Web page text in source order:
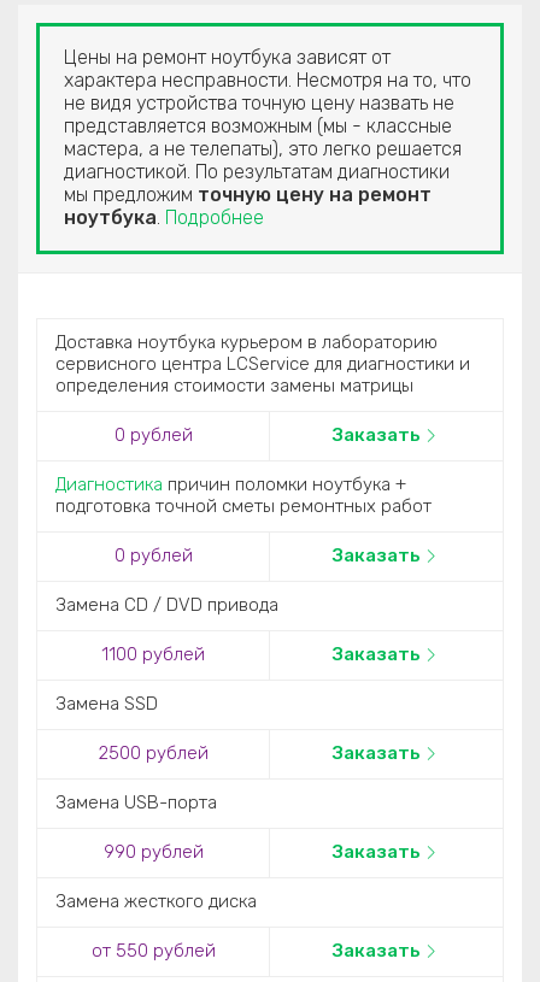
Цены на ремонт ноутбука зависят от
характера несправности. Несмотря на то, что
не видя устройства точную цену назвать не
представляется возможным (мы - классные
мастера, а не телепаты), это легко решается
диагностикой. По результатам диагностики
мы предложим точную цену на ремонт
ноутбука. Подробнее
Доставка ноутбука курьером в лабораторию
сервисного центра LCService для диагностики и
определения стоимости замены матрицы
0 рублей Заказать
Диагностика причин поломки ноутбука +
подготовка точной сметы ремонтных работ
0 рублей Заказать
Замена CD / DVD привода
1100 рублей Заказать
Замена SSD
2500 рублей Заказать
Замена USB-порта
990 рублей Заказать
Замена жесткого диска
от 550 рублей Заказать